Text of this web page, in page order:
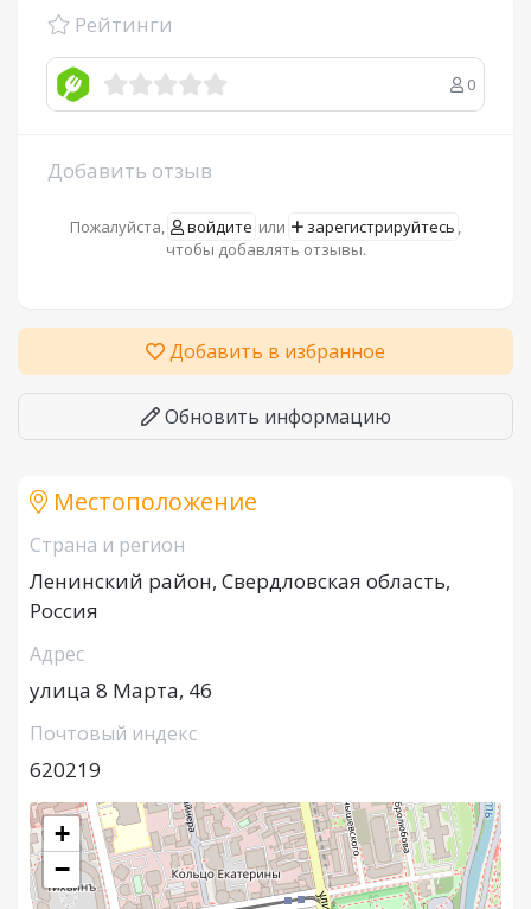
Рейтинги
0
Добавить отзыв
Пожалуйста, войдите или зарегистрируйтесь ,
чтобы добавлять отзывы.
Добавить в избранное
Обновить информацию
Местоположение
Страна и регион
Ленинский район, Свердловская область,
Россия
Адрес
улица 8 Марта, 46
Почтовый индекс
620219
+
−